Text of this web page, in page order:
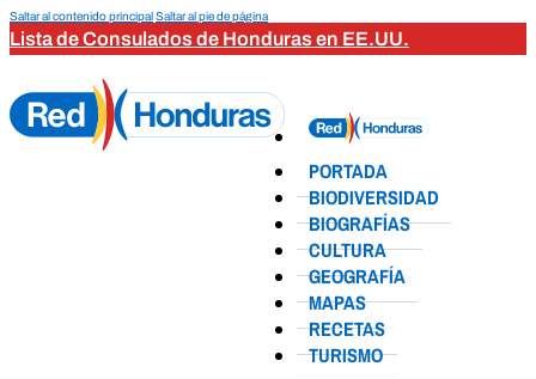
Saltar al contenido principalSaltar al pie de página
Lista de Consulados de Honduras en EE.UU.
PORTADA
BIODIVERSIDAD
BIOGRAFÍAS
CULTURA
GEOGRAFÍA
MAPAS
RECETAS
TURISMO